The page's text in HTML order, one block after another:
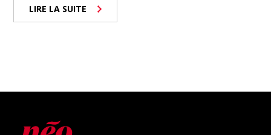
LIRE LA SUITE